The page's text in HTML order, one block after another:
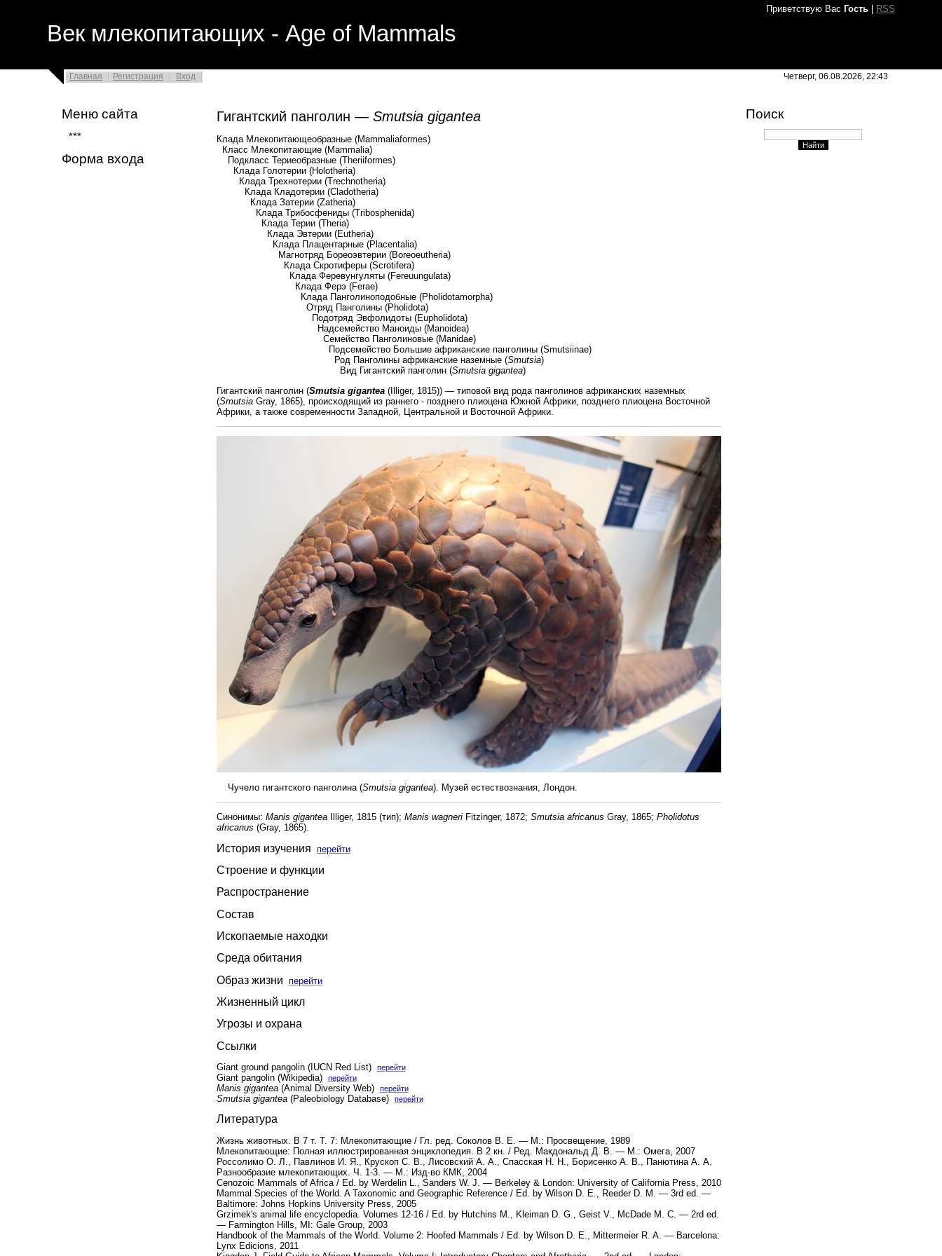
Приветствую Вас Гость| RSS
Век млекопитающих - Age of Mammals
Главная Регистрация Вход Четверг, 06.08.2026, 22:43
Меню сайта
***
Форма входа
Гигантский панголин — Smutsia gigantea
Клада Млекопитающеобразные (Mammaliaformes)
Класс Млекопитающие (Mammalia)
Подкласс Териеобразные (Theriiformes)
Клада Голотерии (Holotheria)
Клада Трехнотерии (Trechnotheria)
Клада Кладотерии (Cladotheria)
Клада Затерии (Zatheria)
Клада Трибосфениды (Tribosphenida)
Клада Терии (Theria)
Клада Эвтерии (Eutheria)
Клада Плацентарные (Placentalia)
Магнотряд Бореоэвтерии (Boreoeutheria)
Клада Скротиферы (Scrotifera)
Клада Феревунгуляты (Fereuungulata)
Клада Ферэ (Ferae)
Клада Панголиноподобные (Pholidotamorpha)
Отряд Панголины (Pholidota)
Подотряд Эвфолидоты (Eupholidota)
Надсемейство Маноиды (Manoidea)
Семейство Панголиновые (Manidae)
Подсемейство Большие африканские панголины (Smutsiinae)
Род Панголины африканские наземные (Smutsia)
Вид Гигантский панголин (Smutsia gigantea)
Гигантский панголин (Smutsia gigantea(Illiger, 1815)) — типовой вид рода панголинов африканских наземных
(SmutsiaGray, 1865), происходящий из раннего - позднего плиоцена Южной Африки, позднего плиоцена Восточной
Африки, а также современности Западной, Центральной и Восточной Африки.
Чучело гигантского панголина (Smutsia gigantea). Музей естествознания, Лондон.
Синонимы: Manis giganteaIlliger, 1815 (тип); Manis wagneriFitzinger, 1872; Smutsia africanus Gray, 1865; Pholidotus
africanus (Gray, 1865).
История изучения перейти
Строение и функции
Распространение
Состав
Ископаемые находки
Среда обитания
Образ жизни перейти
Жизненный цикл
Угрозы и охрана
Ссылки
Giant ground pangolin (IUCN Red List) перейти
Giant pangolin (Wikipedia) перейти
Manis gigantea(Animal Diversity Web) перейти
Smutsia gigantea(Paleobiology Database) перейти
Литература
Жизнь животных. В 7 т. Т. 7: Млекопитающие / Гл. ред. Соколов В. Е. — М.: Просвещение, 1989
Млекопитающие: Полная иллюстрированная энциклопедия. В 2 кн. / Ред. Макдональд Д. В. — М.: Омега, 2007
Россолимо О. Л., Павлинов И. Я., Крускоп С. В., Лисовский А. А., Спасская Н. Н., Борисенко А. В., Панютина А. А.
Разнообразие млекопитающих. Ч. 1-3. — М.: Изд-во КМК, 2004
Cenozoic Mammals of Africa / Ed. by Werdelin L., Sanders W. J. — Berkeley & London: University of California Press, 2010
Mammal Species of the World. A Taxonomic and Geographic Reference / Ed. by Wilson D. E., Reeder D. M. — 3rd ed. —
Baltimore: Johns Hopkins University Press, 2005
Grzimek's animal life encyclopedia. Volumes 12-16 / Ed. by Hutchins M., Kleiman D. G., Geist V., McDade M. C. — 2rd ed.
— Farmington Hills, MI: Gale Group, 2003
Handbook of the Mammals of the World. Volume 2: Hoofed Mammals / Ed. by Wilson D. E., Mittermeier R. A. — Barcelona:
Lynx Edicions, 2011
Поиск